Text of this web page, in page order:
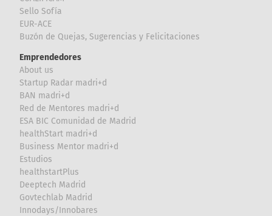
Sello Sofía
EUR-ACE
Buzón de Quejas, Sugerencias y Felicitaciones
Emprendedores
About us
Startup Radar madri+d
BAN madri+d
Red de Mentores madri+d
ESA BIC Comunidad de Madrid
healthStart madri+d
Business Mentor madri+d
Estudios
healthstartPlus
Deeptech Madrid
Govtechlab Madrid
Innodays/Innobares